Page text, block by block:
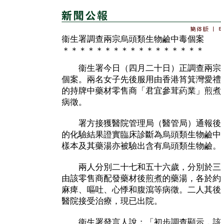
衞生署調查兩宗烏頭類生物鹼中毒個案
＊＊＊＊＊＊＊＊＊＊＊＊＊＊＊＊＊
衞生署今日（四月二十日）正調查兩宗
個案。兩名女子先後服用由香港筲箕灣愛
的持牌中藥材零售商「君宜參茸葯業」煎
病徵。
署方接獲醫院管理局（醫管局）通報後
的化驗結果證實臨床診斷為烏頭類生物鹼
樣本及其藥湯亦被驗出含有烏頭類生物鹼。
兩人分別二十七和五十六歲，分別於三
由該零售商配發藥材後煎煮的藥湯，各於
麻痺、嘔吐、心悸和腹瀉等病徵。二人其
醫院接受治療，現已出院。